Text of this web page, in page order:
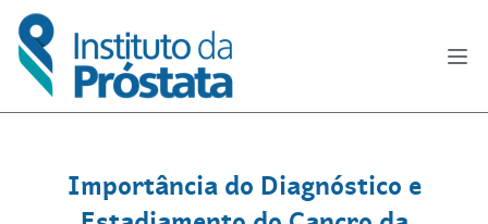
Importância do Diagnóstico e